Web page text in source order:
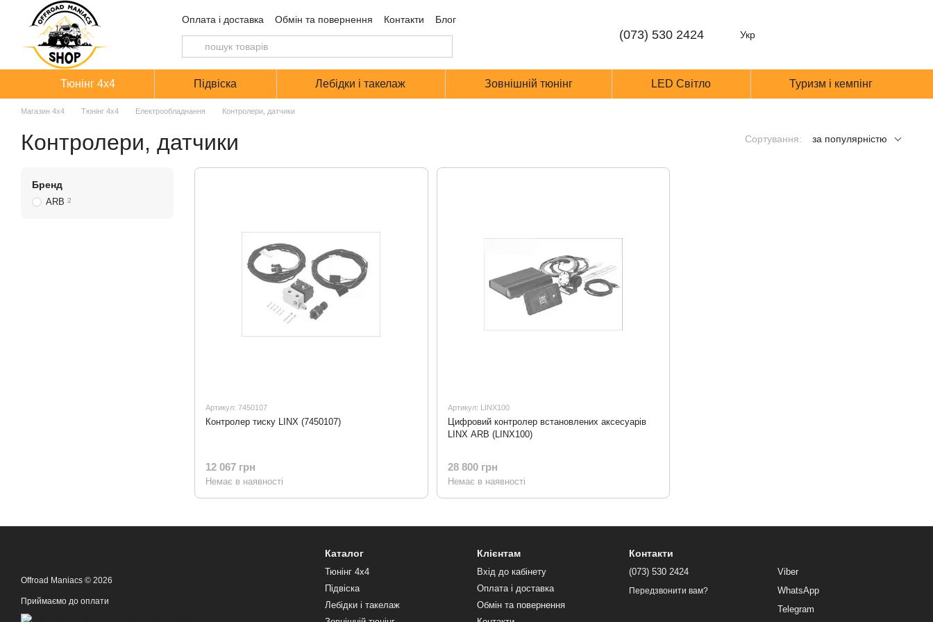
Перейти до основного контенту
Оплата і доставка Обмін та повернення Контакти Блог
(073) 530 2424 Укр
Тюнінг 4х4 Підвіска Лебідки і такелаж Зовнішній тюнінг LED Світло Туризм і кемпінг
Магазин 4х4 Тюнінг 4х4 Електрообладнання Контролери, датчики
Контролери, датчики Сортування: за популярністю
Артикул: 7450107
Контролер тиску LINX (7450107)
12 067 грн
Немає в наявності
Артикул: LINX100
Цифровий контролер встановлених аксесуарів
LINX ARB (LINX100)
28 800 грн
Немає в наявності
Бренд
ARB 2
Offroad Maniacs © 2026
Приймаємо до оплати
Каталог
Тюнінг 4х4
Підвіска
Лебідки і такелаж
Клієнтам
Вхід до кабінету
Оплата і доставка
Обмін та повернення
Контакти
(073) 530 2424
Передзвонити вам?
Viber
WhatsApp
Telegram